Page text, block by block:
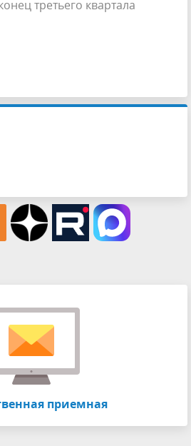
третьего квартала
приемная